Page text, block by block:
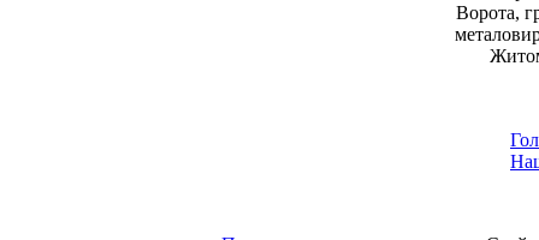
Ворота,